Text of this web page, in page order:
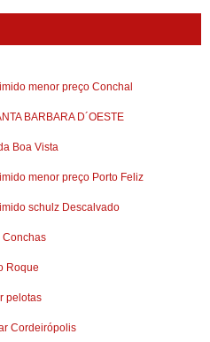
menor preço Conchal
BARBARA D´OESTE
Boa Vista
menor preço Porto Feliz
schulz Descalvado
Conchas
Roque
pelotas
Cordeirópolis